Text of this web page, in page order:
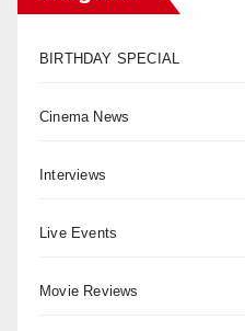
BIRTHDAY SPECIAL
Cinema News
Interviews
Live Events
Movie Reviews